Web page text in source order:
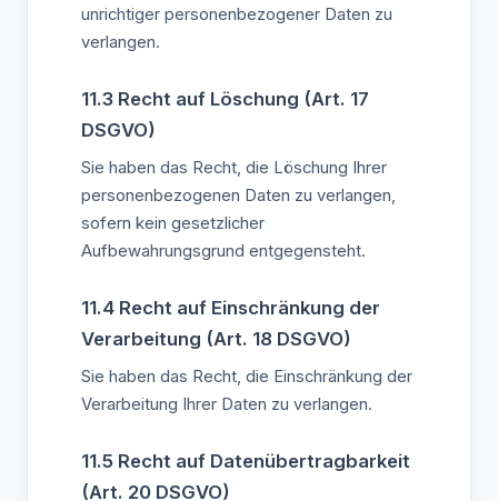
unrichtiger personenbezogener Daten zu
verlangen.
11.3 Recht auf Löschung (Art. 17
DSGVO)
Sie haben das Recht, die Löschung Ihrer
personenbezogenen Daten zu verlangen,
sofern kein gesetzlicher
Aufbewahrungsgrund entgegensteht.
11.4 Recht auf Einschränkung der
Verarbeitung (Art. 18 DSGVO)
Sie haben das Recht, die Einschränkung der
Verarbeitung Ihrer Daten zu verlangen.
11.5 Recht auf Datenübertragbarkeit
(Art. 20 DSGVO)